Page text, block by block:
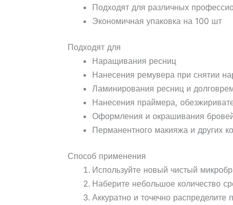
Подходят для различных
Экономичная упаковка на 100 шт
Подходят для
Наращивания ресниц
Нанесения ремувера при снятии
Ламинирования ресниц и
Нанесения праймера,
Оформления и окрашивания
Перманентного макияжа и других
Способ применения
Используйте новый чистый
Наберите небольшое количество
Аккуратно и точечно распределите